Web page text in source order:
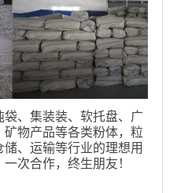
、集装装、软托盘、广
物产品等各类粉体，粒
、运输等行业的理想用
次合作，终生朋友！